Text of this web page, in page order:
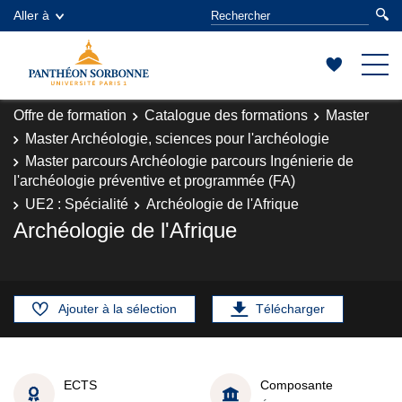
Aller à
Offre de formation Catalogue des formations
Master
Master Archéologie, sciences pour l'archéologie
Master parcours Archéologie parcours Ingénierie de
l'archéologie préventive et programmée (FA)
UE2 : Spécialité
Archéologie de l'Afrique
Archéologie de l'Afrique
Ajouter à la sélection Télécharger
ECTS
Composante